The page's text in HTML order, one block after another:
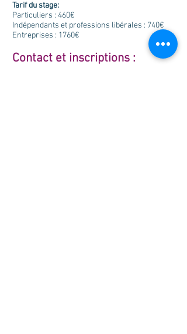
Tarif du stage:
Particuliers : 460€
Indépendants et professions libérales : 740€
Entreprises : 1760€
Contact et inscriptions :